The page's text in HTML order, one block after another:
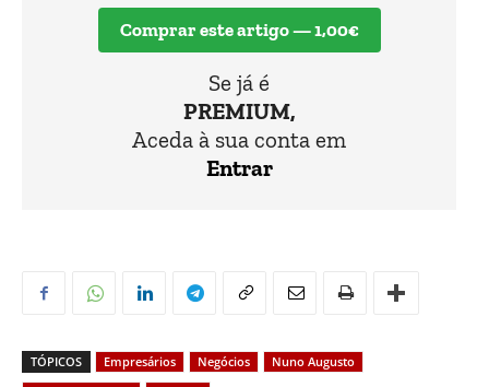
Comprar este artigo — 1,00€
Se já é
PREMIUM,
Aceda à sua conta em
Entrar
TÓPICOS Empresários Negócios
Nuno Augusto